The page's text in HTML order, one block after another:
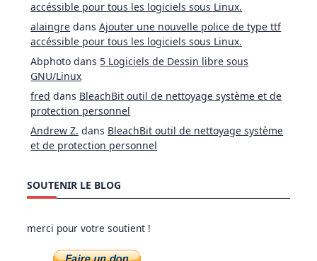
accéssible pour tous les logiciels sous Linux.
alaingre dansAjouter une nouvelle police de type ttf
accéssible pour tous les logiciels sous Linux.
Abphoto dans 5 Logiciels de Dessin libre sous
GNU/Linux
fred dans BleachBit outil de nettoyage système et de
protection personnel
Andrew Z. dans BleachBit outil de nettoyage système
et de protection personnel
SOUTENIR LE BLOG
merci pour votre soutient !